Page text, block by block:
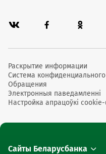
Раскрытие информации
Система
Обращения
Электронныя паведамленні
Настройка апрацоўкі
Сайты Беларусбанка